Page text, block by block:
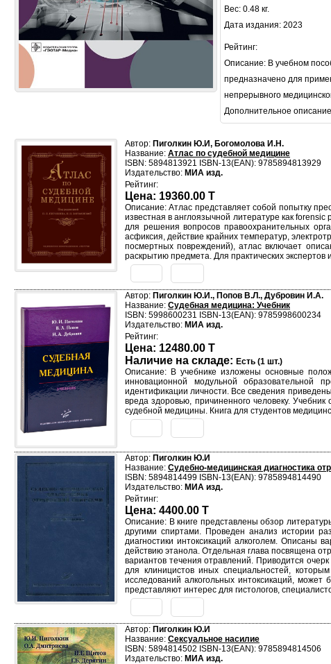
Вес: 0.48 кг.
Дата издания: 2023
Рейтинг:
Описание: В учебном
предназначено для
непрерывного
Дополнительное
Автор: Пиголкин Ю.И, Богомолова И.Н.
Название: Атлас по судебной медицине
ISBN: 5894813921 ISBN-13(EAN): 9785894813929
Издательство: МИА изд.
Рейтинг:
Цена: 19360.00 T
Описание: Атлас представляет собой попытку
известная в англоязычной литературе как
для решения вопросов правоохранительных
асфиксия, действие крайних температур,
посмертных повреждений), атлас включает
раскрытию предмета. Для практических
Автор: Пиголкин Ю.И., Попов В.Л., Дубровин И.А.
Название: Судебная медицина: Учебник
ISBN: 5998600231 ISBN-13(EAN): 9785998600234
Издательство: МИА изд.
Рейтинг:
Цена: 12480.00 T
Наличие на складе: Есть (1 шт.)
Описание: В учебнике изложены основные
инновационной модульной образовательной
идентификации личности. Все сведения
вреда здоровью, причиненного человеку.
судебной медицины. Книга для студентов
Автор: Пиголкин Ю.И
Название: Судебно-медицинская диагностика
ISBN: 5894814499 ISBN-13(EAN): 9785894814490
Издательство: МИА изд.
Рейтинг:
Цена: 4400.00 T
Описание: В книге представлены обзор
другими спиртами. Проведен анализ истории
диагностики интоксикаций алкоголем. Описаны
действию этанола. Отдельная глава посвящена
вариантов течения отравлений. Приводится
для клиницистов иных специальностей,
исследований алкогольных интоксикаций,
представляют интерес для гистологов,
Автор: Пиголкин Ю.И
Название: Сексуальное насилие
ISBN: 5894814502 ISBN-13(EAN): 9785894814506
Издательство: МИА изд.